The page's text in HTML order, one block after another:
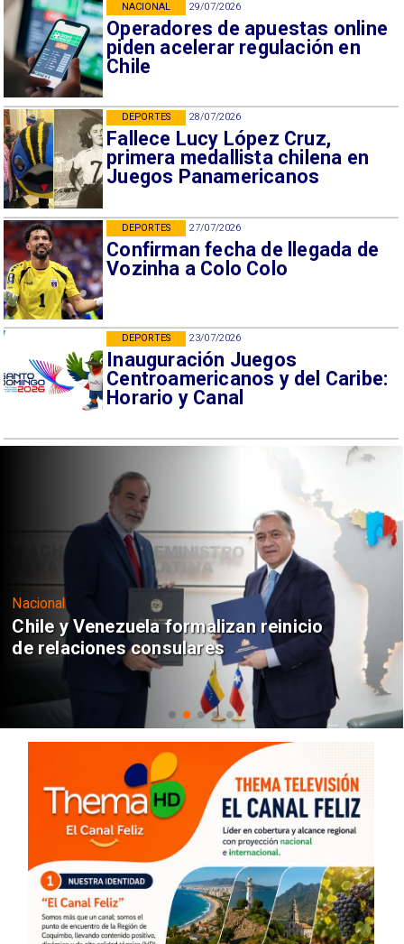
29/07/2026
Operadores de apuestas online
piden acelerar regulación en
Chile
NACIONAL
28/07/2026
Fallece Lucy López Cruz,
primera medallista chilena en
Juegos Panamericanos
DEPORTES
27/07/2026
Confirman fecha de llegada de
Vozinha a Colo Colo
DEPORTES
23/07/2026
Inauguración Juegos
Centroamericanos y del Caribe:
Horario y Canal
DEPORTES
Nacional
Chile y Venezuela formalizan reinicio
de relaciones consulares